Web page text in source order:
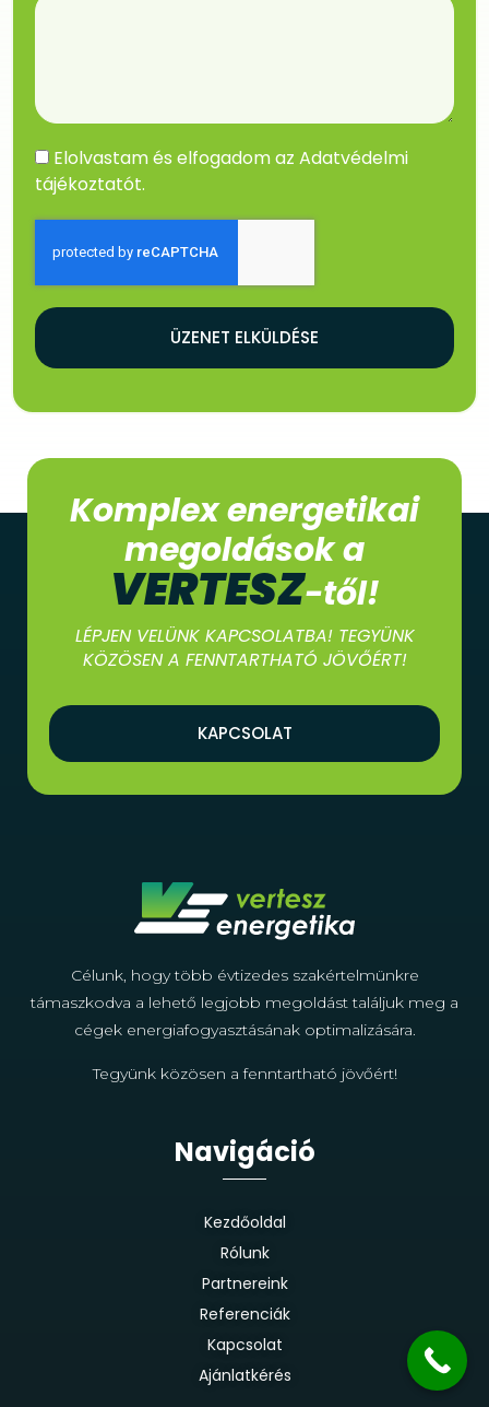
Elolvastam és elfogadom az Adatvédelmi
tájékoztatót.
ÜZENET ELKÜLDÉSE
Komplex energetikai
megoldások a
VERTESZ-től!
LÉPJEN VELÜNK KAPCSOLATBA! TEGYÜNK
KÖZÖSEN A FENNTARTHATÓ JÖVŐÉRT!
KAPCSOLAT
Célunk, hogy több évtizedes szakértelmünkre
támaszkodva a lehető legjobb megoldást találjuk meg a
cégek energiafogyasztásának optimalizására.
Tegyünk közösen a fenntartható jövőért!
Navigáció
Kezdőoldal
Rólunk
Partnereink
Referenciák
Kapcsolat
Ajánlatkérés